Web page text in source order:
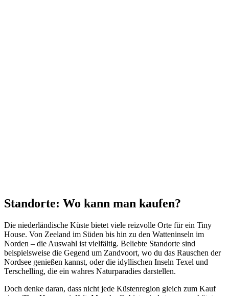
Standorte: Wo kann man kaufen?
Die niederländische Küste bietet viele reizvolle Orte für ein Tiny
House. Von Zeeland im Süden bis hin zu den Watteninseln im
Norden – die Auswahl ist vielfältig. Beliebte Standorte sind
beispielsweise die Gegend um Zandvoort, wo du das Rauschen der
Nordsee genießen kannst, oder die idyllischen Inseln Texel und
Terschelling, die ein wahres Naturparadies darstellen.
Doch denke daran, dass nicht jede Küstenregion gleich zum Kauf